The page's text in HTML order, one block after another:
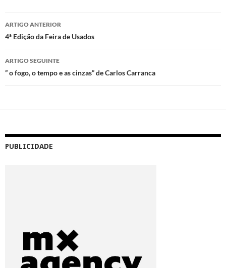
Navegação
de
artigos
ARTIGO ANTERIOR
4ª Edição da Feira de Usados
ARTIGO SEGUINTE
” o fogo, o tempo e as cinzas” de Carlos Carranca
PUBLICIDADE